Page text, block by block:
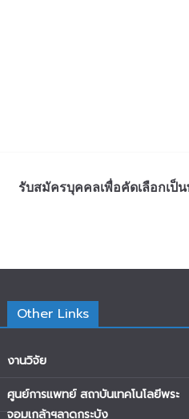
รับสมัครบุคคลเพื่อคัดเลือกเป็
Other Links
งานวิจัย
ศูนย์การแพทย์ สถาบันเทคโนโลยีพระ
จอมเกล้าฯลาดกระบัง